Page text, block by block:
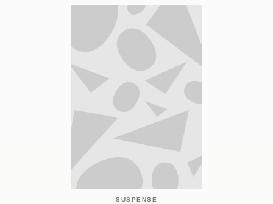
SUSPENSE